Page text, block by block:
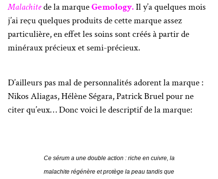
Malachitede la marqueGemology.Il y’a quelques mois
j’ai reçu quelques produits de cette marque assez
particulière, en effet les soins sont créés à partir de
minéraux précieux et semi-précieux.
D’ailleurs pas mal de personnalités adorent la marque :
Nikos Aliagas, Hélène Ségara, Patrick Bruel pour ne
citer qu’eux… Donc voici le descriptif de la marque:
Ce sérum a une double action : riche en cuivre, la
malachite régénère et protège la peau tandis que